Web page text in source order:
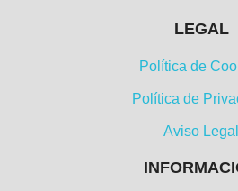
LEGAL
Política de
Política de
Aviso Legal